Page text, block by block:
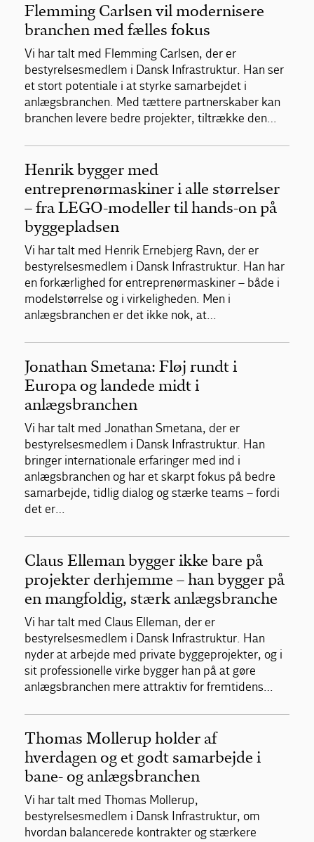
Flemming Carlsen vil modernisere
branchen med fælles fokus
Vi har talt med Flemming Carlsen, der er
bestyrelsesmedlem i Dansk Infrastruktur. Han ser
et stort potentiale i at styrke samarbejdet i
anlægsbranchen. Med tættere partnerskaber kan
branchen levere bedre projekter, tiltrække den…
Henrik bygger med
entreprenørmaskiner i alle størrelser
– fra LEGO-modeller til hands-on på
byggepladsen
Vi har talt med Henrik Ernebjerg Ravn, der er
bestyrelsesmedlem i Dansk Infrastruktur. Han har
en forkærlighed for entreprenørmaskiner – både i
modelstørrelse og i virkeligheden. Men i
anlægsbranchen er det ikke nok, at…
Jonathan Smetana: Fløj rundt i
Europa og landede midt i
anlægsbranchen
Vi har talt med Jonathan Smetana, der er
bestyrelsesmedlem i Dansk Infrastruktur. Han
bringer internationale erfaringer med ind i
anlægsbranchen og har et skarpt fokus på bedre
samarbejde, tidlig dialog og stærke teams – fordi
det er…
Claus Elleman bygger ikke bare på
projekter derhjemme – han bygger på
en mangfoldig, stærk anlægsbranche
Vi har talt med Claus Elleman, der er
bestyrelsesmedlem i Dansk Infrastruktur. Han
nyder at arbejde med private byggeprojekter, og i
sit professionelle virke bygger han på at gøre
anlægsbranchen mere attraktiv for fremtidens…
Thomas Mollerup holder af
hverdagen og et godt samarbejde i
bane- og anlægsbranchen
Vi har talt med Thomas Mollerup,
bestyrelsesmedlem i Dansk Infrastruktur, om
hvordan balancerede kontrakter og stærkere